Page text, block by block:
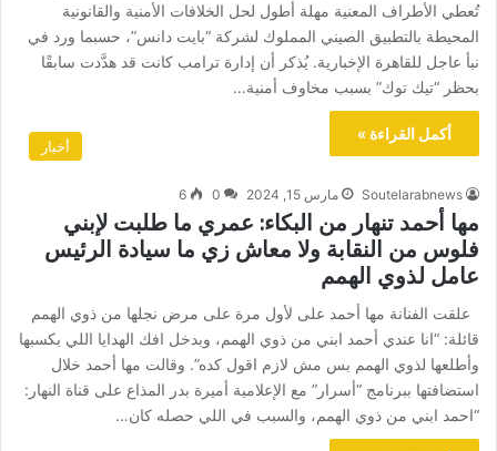
تُعطي الأطراف المعنية مهلة أطول لحل الخلافات الأمنية والقانونية
المحيطة بالتطبيق الصيني المملوك لشركة “بايت دانس”، حسبما ورد في
نبأ عاجل للقاهرة الإخبارية. يُذكر أن إدارة ترامب كانت قد هدَّدت سابقًا
بحظر “تيك توك” بسبب مخاوف أمنية…
أكمل القراءة »
أخبار
Soutelarabnews مارس 15, 2024 0
6
مها أحمد تنهار من البكاء: عمري ما طلبت لإبني
فلوس من النقابة ولا معاش زي ما سيادة الرئيس
عامل لذوي الهمم
علقت الفنانة مها أحمد على لأول مرة على مرض نجلها من ذوي الهمم
قائلة: “انا عندي أحمد ابني من ذوي الهمم، وبدخل افك الهدايا اللي بكسبها
وأطلعها لذوي الهمم بس مش لازم اقول كده”. وقالت مها أحمد خلال
استضافتها ببرنامج “أسرار” مع الإعلامية أميرة بدر المذاع على قناة النهار:
“احمد ابني من ذوي الهمم، والسبب في اللي حصله كان…